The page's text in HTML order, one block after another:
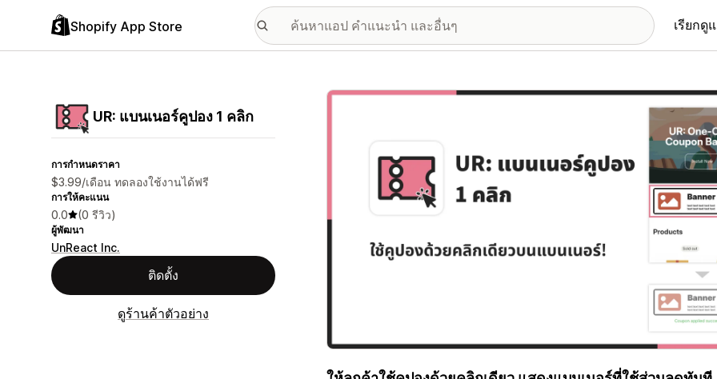
Shopify App Store เรียกดู
UR: แบนเนอร์คูปอง 1 คลิก
การกำหนดราคา
$3.99/เดือน ทดลองใช้งานได้ฟรี
การให้คะแนน
0.0 (0 รีวิว)
ผู้พัฒนา
UnReact Inc.
ติดตั้ง
ดูร้านค้าตัวอย่าง
แกลเลอรีรูปภาพที่แสดง